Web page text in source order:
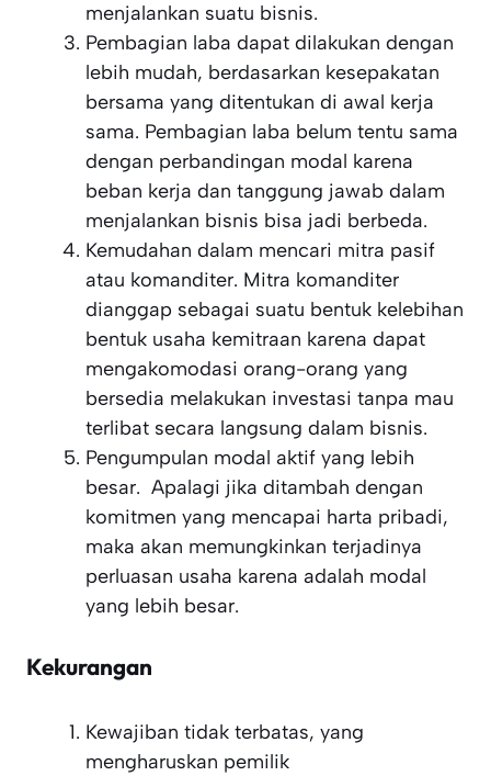
menjalankan suatu bisnis.
Pembagian laba dapat dilakukan dengan
lebih mudah, berdasarkan kesepakatan
bersama yang ditentukan di awal kerja
sama. Pembagian laba belum tentu sama
dengan perbandingan modal karena
beban kerja dan tanggung jawab dalam
menjalankan bisnis bisa jadi berbeda.
Kemudahan dalam mencari mitra pasif
atau komanditer. Mitra komanditer
dianggap sebagai suatu bentuk kelebihan
bentuk usaha kemitraan karena dapat
mengakomodasi orang-orang yang
bersedia melakukan investasi tanpa mau
terlibat secara langsung dalam bisnis.
Pengumpulan modal aktif yang lebih
besar. Apalagi jika ditambah dengan
komitmen yang mencapai harta pribadi,
maka akan memungkinkan terjadinya
perluasan usaha karena adalah modal
yang lebih besar.
Kekurangan
Kewajiban tidak terbatas, yang
mengharuskan pemilik